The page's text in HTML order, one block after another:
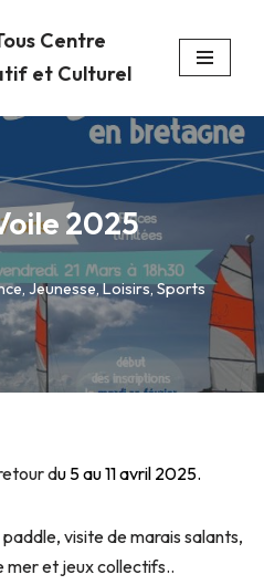
Centre
et Culturel
2025
,Jeunesse,Loisirs,Sports
du 5 au 11 avril 2025.
visite de marais salants,
mer et jeux collectifs..